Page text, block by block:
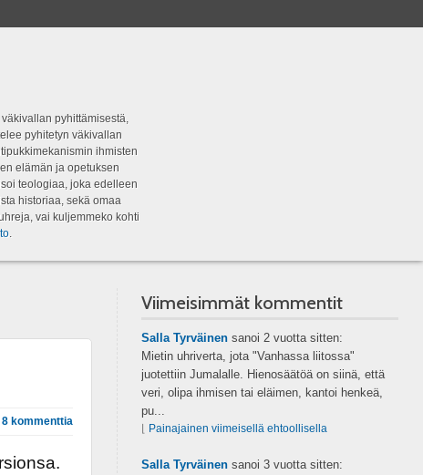
pyhittämisestä,
pyhitetyn väkivallan
ihmisten
elämän ja opetuksen
teologiaa, joka edelleen
historiaa, sekä omaa
vai kuljemmeko kohti
.
8 kommenttia
Viimeisimmät kommentit
Salla Tyrväinensanoi 2 vuotta sitten:
Mietin uhriverta, jota "Vanhassa liitossa"
juotettiin Jumalalle. Hienosäätöä on siinä, että
veri, olipa ihmisen tai eläimen, kantoi henkeä,
pu...
Painajainen viimeisellä ehtoollisella
Salla Tyrväinensanoi 3 vuotta sitten: